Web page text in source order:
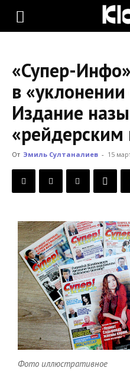
KLOOP.KG
Новости
«Супер-
в
Издание
«рейдерским
От Эмиль Султаналиев - 15
Фото иллюстративное